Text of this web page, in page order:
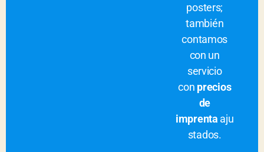
posters;
también
contamos
con un
servicio
con precios
de
imprenta aju
stados.